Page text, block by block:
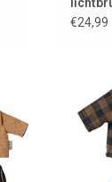
2025
€24,99